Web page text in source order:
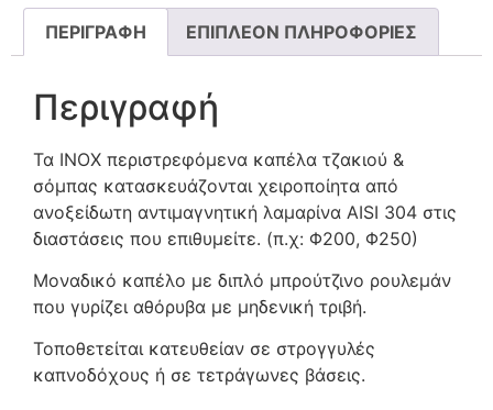
ΠΕΡΙΓΡΑΦΉ ΕΠΙΠΛΈΟΝ ΠΛΗΡΟΦΟΡΊΕΣ
Περιγραφή
Τα INOX περιστρεφόμενα καπέλα τζακιού &
σόμπας κατασκευάζονται χειροποίητα από
ανοξείδωτη αντιμαγνητική λαμαρίνα AISI 304 στις
διαστάσεις που επιθυμείτε. (π.χ: Φ200, Φ250)
Μοναδικό καπέλο με διπλό μπρούτζινο ρουλεμάν
που γυρίζει αθόρυβα με μηδενική τριβή.
Τοποθετείται κατευθείαν σε στρογγυλές
καπνοδόχους ή σε τετράγωνες βάσεις.